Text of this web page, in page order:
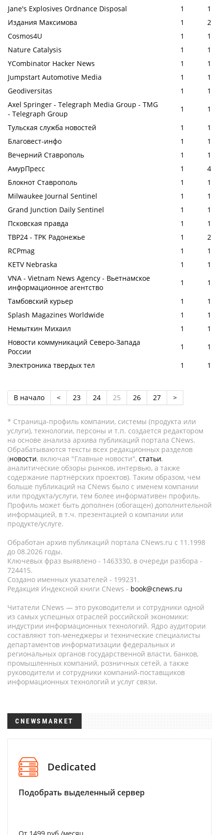
Jane's Explosives Ordnance Disposal
1
1
Издания Максимова
1
2
Cosmos4U
1
1
Nature Catalysis
1
1
YCombinator Hacker News
1
1
Jumpstart Automotive Media
1
1
Geodiversitas
1
1
Axel Springer - Telegraph Media Group - TMG
- Telegraph Group
1
1
Тульская служба новостей
1
1
Благовест-инфо
1
1
Вечерний Ставрополь
1
1
АмурПресс
1
4
Блокнот Ставрополь
1
1
Milwaukee Journal Sentinel
1
1
Grand Junction Daily Sentinel
1
1
Псковская правда
1
1
ТВР24 - ТРК Радонежье
1
2
RCPmag
1
1
KETV Nebraska
1
1
VNA - Vietnam News Agency - Вьетнамское
информационное агентство
1
1
Тамбовский курьер
1
1
Splash Magazines Worldwide
1
1
Немыткин Михаил
1
1
Новости коммуникаций Северо-Запада
России
1
1
Электроника твердых тел
1 1
В начало < 23 24 25 26 27 >
* Страница-профиль компании, системы (продукта или
услуги), технологии, персоны и т.п. создается редактором
на основе анализа архива публикаций портала CNews.
Обрабатываются тексты всех редакционных разделов
(новости, включая "Главные новости", статьи,
аналитические обзоры рынков, интервью, а также
содержание партнёрских проектов). Таким образом, чем
больше публикаций на CNews было с именем компании
или продукта/услуги, тем более информативен профиль.
Профиль может быть дополнен (обогащен) дополнительной
информацией, в т.ч. презентацией о компании или
продукте/услуге.
Обработан архив публикаций портала CNews.ru c 11.1998
до 08.2026 годы.
Ключевых фраз выявлено - 1463330, в очереди разбора -
724415.
Создано именных указателей - 199231.
Редакция Индексной книги CNews - book@cnews.ru
Читатели CNews — это руководители и сотрудники одной
из самых успешных отраслей российской экономики:
индустрии информационных технологий. Ядро аудитории
составляют топ-менеджеры и технические специалисты
департаментов информатизации федеральных и
региональных органов государственной власти, банков,
промышленных компаний, розничных сетей, а также
руководители и сотрудники компаний-поставщиков
информационных технологий и услуг связи.
CNEWSMARKET
Dedicated
Подобрать выделенный сервер
От 1499 руб./месяц